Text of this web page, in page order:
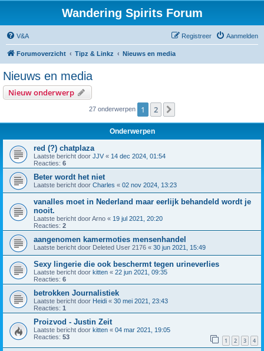
Wandering Spirits Forum
V&A Aanmelden
Registreer
Forumoverzicht Tipz & Linkz Nieuws en media
Nieuws en media
Nieuw onderwerp
27 onderwerpen 1 2
Onderwerpen
red (?) chatplaza
Laatste bericht door JJV « 14 dec 2024, 01:54
Reacties: 6
Beter wordt het niet
Laatste bericht door Charles « 02 nov 2024, 13:23
vanalles moet in Nederland maar eerlijk behandeld wordt je
nooit.
Laatste bericht doorArno « 19 jul 2021, 20:20
Reacties: 2
aangenomen kamermoties mensenhandel
Laatste bericht door Deleted User 2176 « 30 jun 2021, 15:49
Sexy lingerie die ook beschermt tegen urineverlies
Laatste bericht door kitten « 22 jun 2021, 09:35
Reacties: 6
betrokken Journalistiek
Laatste bericht door Heidi « 30 mei 2021, 23:43
Reacties: 1
Proizvod - Justin Zeit
Laatste bericht door kitten « 04 mar 2021, 19:05
Reacties: 53 1 2 3 4